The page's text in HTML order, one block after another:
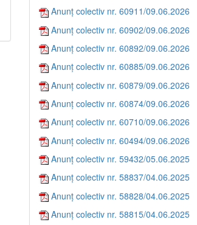
Anunț colectiv nr. 60911/09.06.2026
Anunț colectiv nr. 60902/09.06.2026
Anunț colectiv nr. 60892/09.06.2026
Anunț colectiv nr. 60885/09.06.2026
Anunț colectiv nr. 60879/09.06.2026
Anunț colectiv nr. 60874/09.06.2026
Anunț colectiv nr. 60710/09.06.2026
Anunț colectiv nr. 60494/09.06.2026
Anunț colectiv nr. 59432/05.06.2025
Anunț colectiv nr. 58837/04.06.2025
Anunț colectiv nr. 58828/04.06.2025
Anunț colectiv nr. 58815/04.06.2025